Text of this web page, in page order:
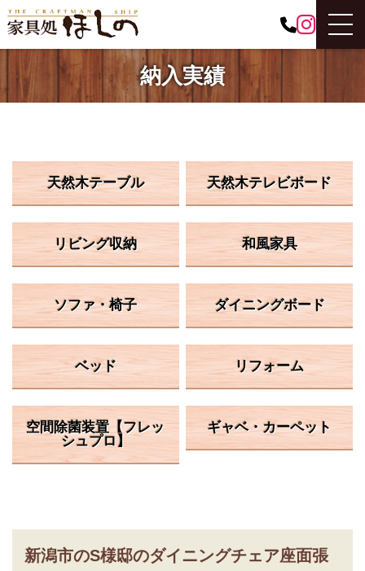
納入実績
天然木テーブル 天然木テレビボード
リビング収納 和風家具
ソファ・椅子 ダイニングボード
ベッド リフォーム
空間除菌装置【フレッ
シュプロ】
ギャベ・カーペット
新潟市のS様邸のダイニングチェア座面張